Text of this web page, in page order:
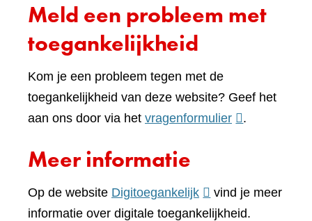
Meld een probleem met
toegankelijkheid
Kom je een probleem tegen met de
toegankelijkheid van deze website? Geef het
aan ons door via het vragenformulier(verwijst
website)
.
Meer informatie
Op de website Digitoegankelijk(verwijst
naar
vind je meer
informatie over digitale toegankelijkheid.